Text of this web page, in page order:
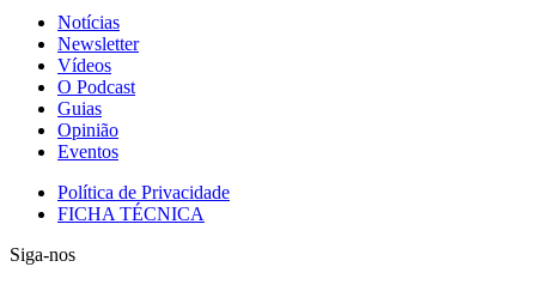
Notícias
Newsletter
Vídeos
O Podcast
Guias
Opinião
Eventos
Política de Privacidade
FICHA TÉCNICA
Siga-nos